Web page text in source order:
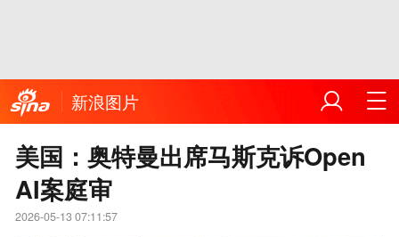
新浪图片
美国：奥特曼出席马斯克诉Open
AI案庭审
2026-05-13 07:11:57